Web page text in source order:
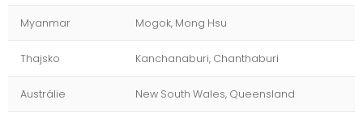
Myanmar Mogok, Mong Hsu
Thajsko Kanchanaburi, Chanthaburi
Austrálie New South Wales, Queensland